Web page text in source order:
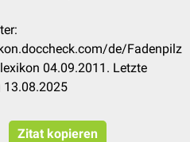
de/Fadenpilz
04.09.2011. Letzte
13.08.2025
Zitat kopieren